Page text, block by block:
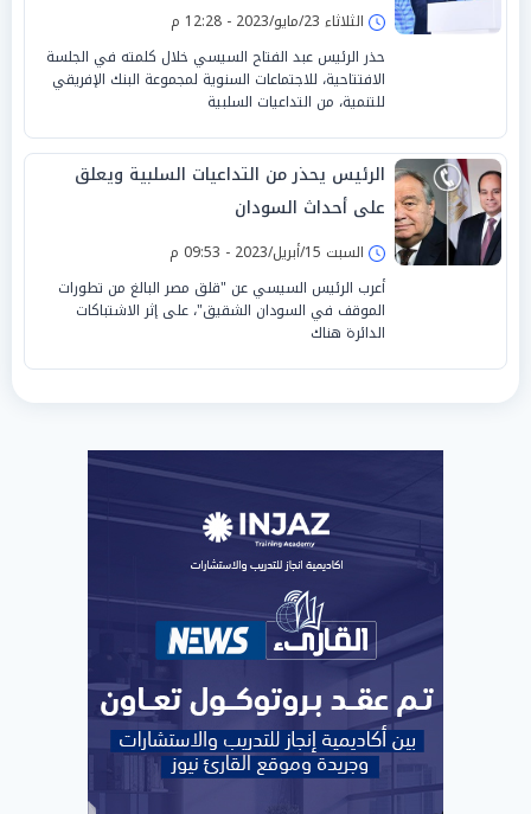
الثلاثاء 23/مايو/2023 - 12:28 م
حذر الرئيس عبد الفتاح السيسي خلال كلمته في الجلسة
الافتتاحية، للاجتماعات السنوية لمجموعة البنك الإفريقي
للتنمية، من التداعيات السلبية
الرئيس يحذر من التداعيات السلبية ويعلق
على أحداث السودان
السبت 15/أبريل/2023 - 09:53 م
أعرب الرئيس السيسي عن "قلق مصر البالغ من تطورات
الموقف في السودان الشقيق"، على إثر الاشتباكات
الدائرة هناك